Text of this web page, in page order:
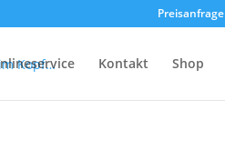
Preisanfrage
Kontakt Shop